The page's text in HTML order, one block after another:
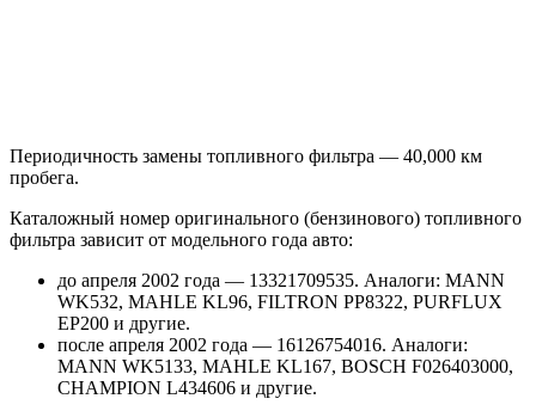
Периодичность замены топливного фильтра — 40,000 км
пробега.
Каталожный номер оригинального (бензинового) топливного
фильтра зависит от модельного года авто:
до апреля 2002 года — 13321709535. Аналоги: MANN
WK532, MAHLE KL96, FILTRON PP8322, PURFLUX
EP200 и другие.
после апреля 2002 года — 16126754016. Аналоги:
MANN WK5133, MAHLE KL167, BOSCH F026403000,
CHAMPION L434606 и другие.